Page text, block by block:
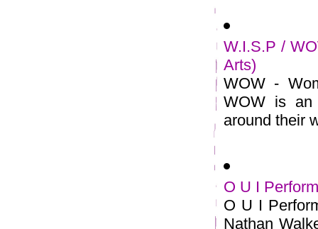
W.I.S.P /
Arts)
WOW -
WOW is an
around their
O U I
O U I
Nathan